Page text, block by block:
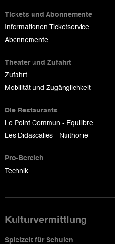
Tickets und Abonnemente
Informationen Ticketservice
Abonnemente
Theater und Zufahrt
Zufahrt
Mobilität und Zugänglichkeit
Die Restaurants
Le Point Commun - Equilibre
Les Didascalies - Nuithonie
Pro-Bereich
Technik
Kulturvermittlung
Spielzeit für Schulen